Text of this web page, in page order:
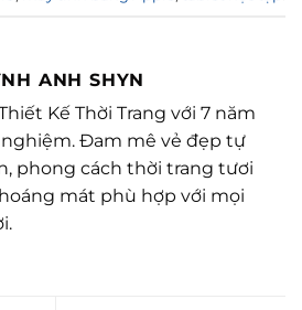
ANH SHYN
Kế Thời Trang với 7 năm
Đam mê vẻ đẹp tự
phong cách thời trang tươi
mát phù hợp với mọi